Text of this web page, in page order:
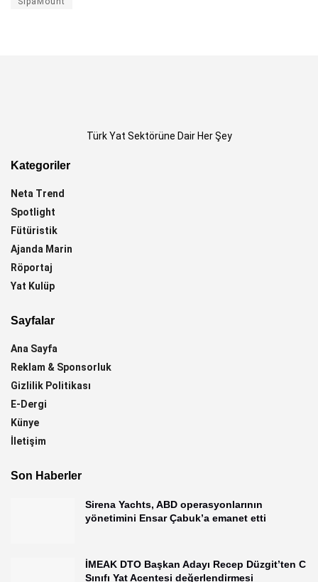
Türk Yat Sektörüne Dair Her Şey
Kategoriler
Neta Trend
Spotlight
Fütüristik
Ajanda Marin
Röportaj
Yat Kulüp
Sayfalar
Ana Sayfa
Reklam & Sponsorluk
Gizlilik Politikası
E-Dergi
Künye
İletişim
Son Haberler
Sirena Yachts, ABD operasyonlarının
yönetimini Ensar Çabuk’a emanet etti
İMEAK DTO Başkan Adayı Recep Düzgit’ten C
Sınıfı Yat Acentesi değerlendirmesi